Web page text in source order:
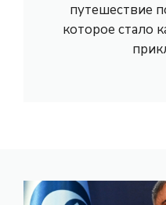
путешествие
которое стало